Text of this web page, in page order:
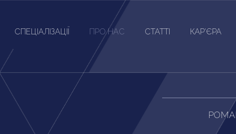
СПЕЦІАЛІЗАЦІЇ ПРО НАС СТАТТІ КАР'ЄРА